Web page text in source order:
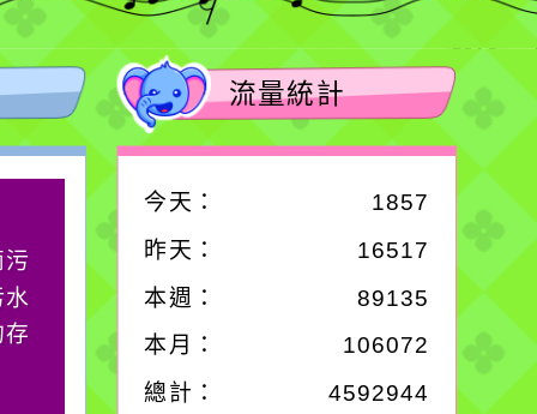
污
水
作者：網路小語
在實現理想的路途中，
必須排除一切干擾，特
別是要看清那些美麗的
流量統計
今天：
1857
昨天：
16517
本週：
89135
本月：
106072
總計： 4592944